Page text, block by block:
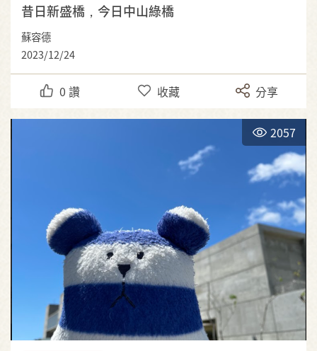
昔日新盛橋，今日中山綠橋
蘇容德
2023/12/24
0 讚 收藏 分享
2057